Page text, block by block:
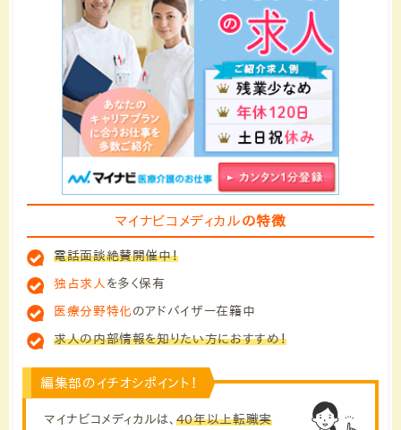
マイナビコメディカルの特徴
電話面談絶賛開催中！
独占求人 を多く保有
医療分野特化 のアドバイザー在籍中
求人の内部情報を知りたい方におすすめ！
編集部のイチオシポイント！
マイナビコメディカルは、 40年以上転職実